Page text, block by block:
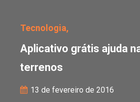
Tecnologia,
Aplicativo grátis ajuda
terrenos
13 de fevereiro de 2016